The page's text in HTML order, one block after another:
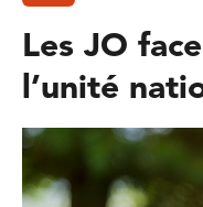
Les JO
l’unité